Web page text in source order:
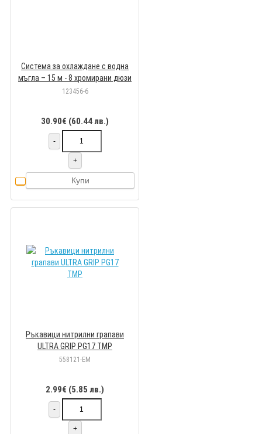
Система за охлаждане с водна
мъгла – 15 м - 8 хромирани дюзи
123456-6
30.90€ (60.44 лв.)
-
+
Купи
Ръкавици нитрилни грапави
ULTRA GRIP PG17 TMP
558121-EM
2.99€ (5.85 лв.)
-
+